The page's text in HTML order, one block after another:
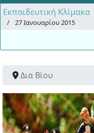
Εκπαιδευτική Κλίμακα
27 Ιανουαρίου 2015
Δια Βίου